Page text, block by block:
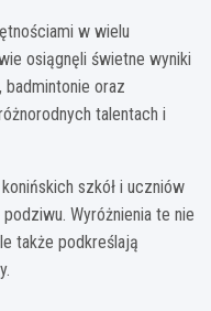
w wielu
osiągnęli świetne wyniki
oraz
talentach i
szkół i uczniów
Wyróżnienia te nie
także podkreślają